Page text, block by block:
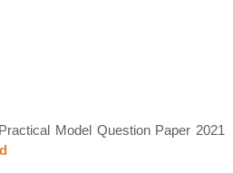
Model Question Paper 2021